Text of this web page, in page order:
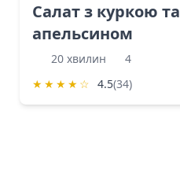
Салат з куркою та
апельсином
20 хвилин
4
★ ★ ★ ★ ☆ 4.5(34)